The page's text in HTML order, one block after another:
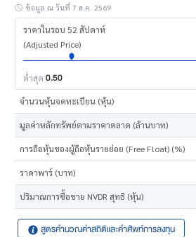
ข้อมูล ณ วันที่ 7 ส.ค. 2569
ราคาในรอบ 52 สัปดาห์
(Adjusted Price)
ต่ำสุด 0.50
จำนวนหุ้นจดทะเบียน (หุ้น)
มูลค่าหลักทรัพย์ตามราคาตลาด (ล้านบาท)
การถือหุ้นของผู้ถือหุ้นรายย่อย (Free Float) (%)
ราคาพาร์ (บาท)
ปริมาณการซื้อขาย NVDR สุทธิ (หุ้น)
สูตรคำนวณค่าสถิติและคำศัพท์การลงทุน